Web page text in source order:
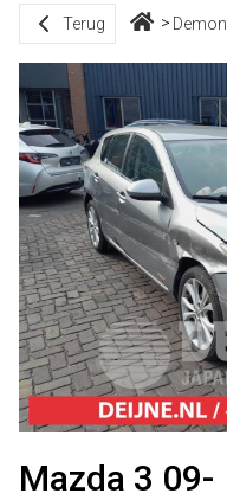
Terug
Mazda 3 09-